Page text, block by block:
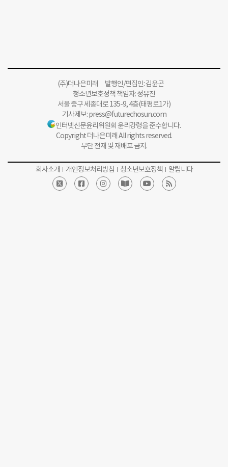
(주)더나은미래 발행인/편집인: 김윤곤
청소년보호정책 책임자: 정유진
서울 중구 세종대로 135-9, 4층(태평로1가)
기사제보:press@futurechosun.com
인터넷신문윤리위원회 윤리강령을 준수합니다.
Copyright 더나은미래 All rights reserved.
무단 전재 및 재배포 금지.
회사소개 개인정보처리방침 청소년보호정책 알립니다